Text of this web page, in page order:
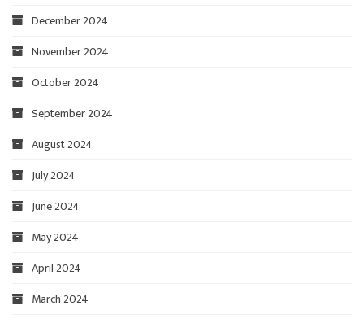
December 2024
November 2024
October 2024
September 2024
August 2024
July 2024
June 2024
May 2024
April 2024
March 2024